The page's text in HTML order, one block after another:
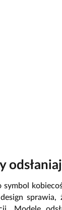
sprawia,